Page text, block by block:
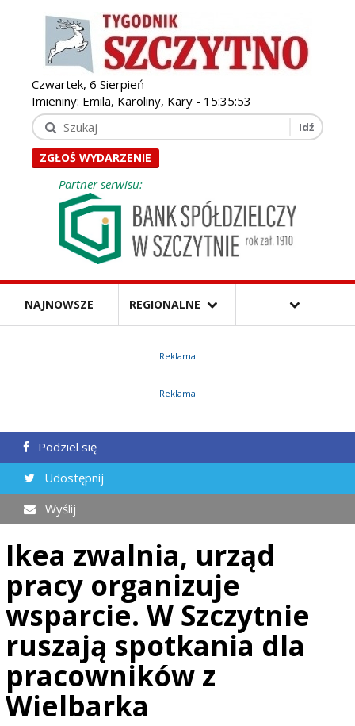
Czwartek, 6 Sierpień
Imieniny: Emila, Karoliny, Kary - 15:35:54
ZGŁOŚ WYDARZENIE
Partner serwisu:
NAJNOWSZE REGIONALNE
Reklama
Reklama
Podziel się
Udostępnij
Wyślij
Ikea zwalnia, urząd
pracy organizuje
wsparcie. W Szczytnie
ruszają spotkania dla
pracowników z
Wielbarka